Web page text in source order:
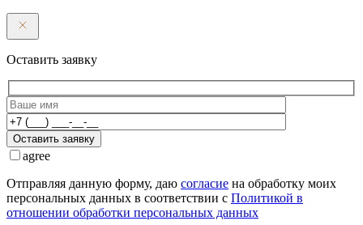
Оставить заявку
Оставить заявку
agree
Отправляя данную форму, даю согласие на обработку моих
персональных данных в соответствии с Политикой в
отношении обработки персональных данных